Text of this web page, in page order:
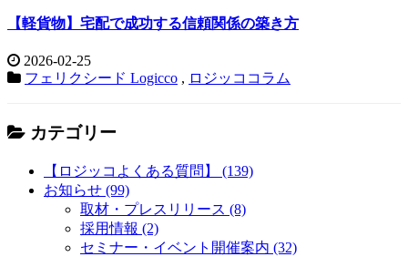
【軽貨物】宅配で成功する信頼関係の築き方
2026-02-25
フェリクシード Logicco , ロジッココラム
カテゴリー
【ロジッコよくある質問】 (139)
お知らせ (99)
取材・プレスリリース (8)
採用情報 (2)
セミナー・イベント開催案内 (32)